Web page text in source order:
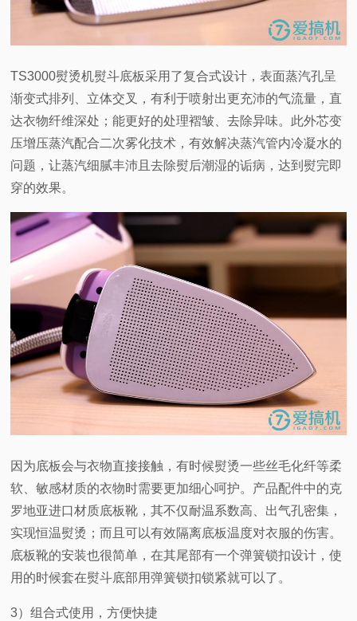
TS3000熨烫机熨斗底板采用了复合式设计，表面蒸汽孔呈
渐变式排列、立体交叉，有利于喷射出更充沛的气流量，直
达衣物纤维深处；能更好的处理褶皱、去除异味。此外芯变
压增压蒸汽配合二次雾化技术，有效解决蒸汽管内冷凝水的
问题，让蒸汽细腻丰沛且去除熨后潮湿的诟病，达到熨完即
穿的效果。
因为底板会与衣物直接接触，有时候熨烫一些丝毛化纤等柔
软、敏感材质的衣物时需要更加细心呵护。产品配件中的克
罗地亚进口材质底板靴，其不仅耐温系数高、出气孔密集，
实现恒温熨烫；而且可以有效隔离底板温度对衣服的伤害。
底板靴的安装也很简单，在其尾部有一个弹簧锁扣设计，使
用的时候套在熨斗底部用弹簧锁扣锁紧就可以了。
3）组合式使用，方便快捷